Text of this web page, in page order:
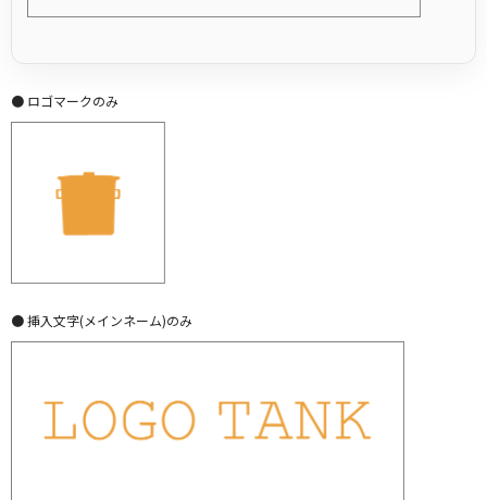
● ロゴマークのみ
● 挿入文字(メインネーム)のみ